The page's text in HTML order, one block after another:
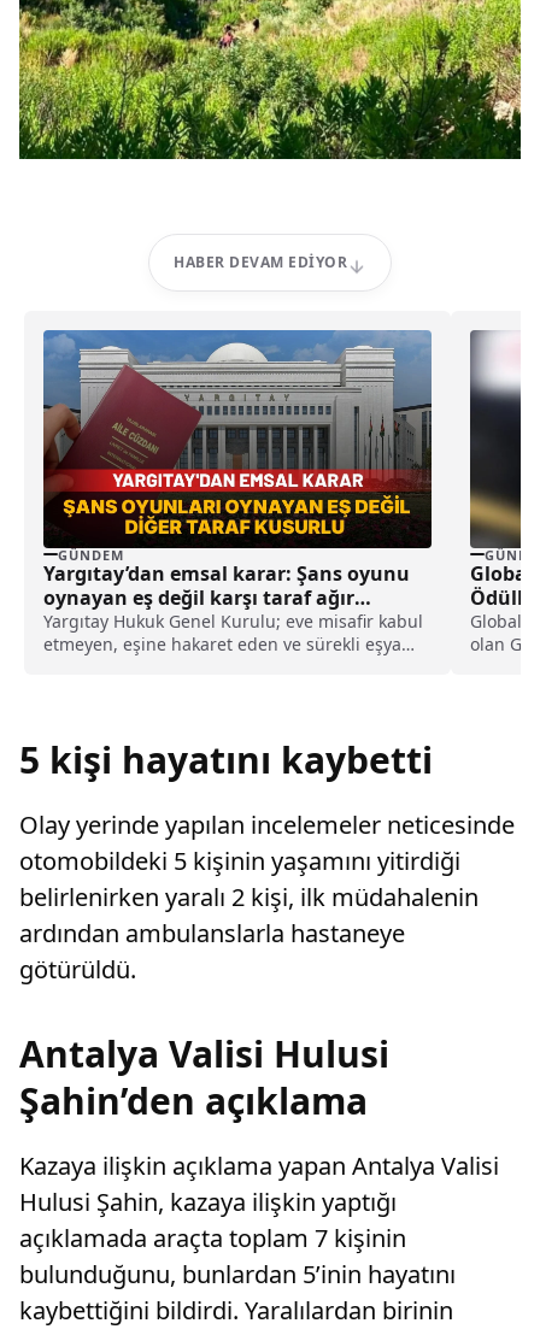
HABER DEVAM EDIYOR
GÜNDEM
Yargıtay’dan emsal karar: Şans oyunu
oynayan eş değil karşı taraf ağır
kusurlu sayıldı
Yargıtay Hukuk Genel Kurulu; eve misafir kabul
etmeyen, eşine hakaret eden ve sürekli eşya
Global
Global
olan
5 kişi hayatını kaybetti
Olay yerinde yapılan incelemeler neticesinde
otomobildeki 5 kişinin yaşamını yitirdiği
belirlenirken yaralı 2 kişi, ilk müdahalenin
ardından ambulanslarla hastaneye
götürüldü.
Antalya Valisi Hulusi
Şahin’den açıklama
Kazaya ilişkin açıklama yapan Antalya Valisi
Hulusi Şahin, kazaya ilişkin yaptığı
açıklamada araçta toplam 7 kişinin
bulunduğunu, bunlardan 5’inin hayatını
kaybettiğini bildirdi. Yaralılardan birinin